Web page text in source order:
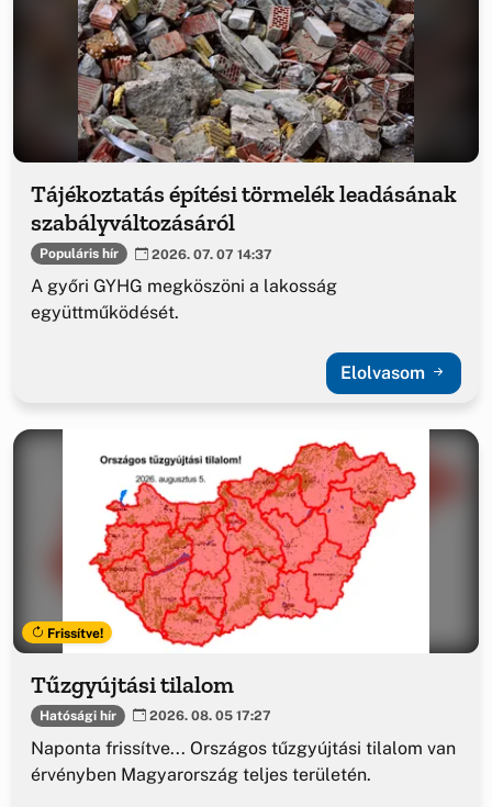
Tájékoztatás építési törmelék leadásának
szabályváltozásáról
Populáris hír 2026. 07. 07 14:37
A győri GYHG megköszöni a lakosság
együttműködését.
Elolvasom
Frissítve!
Tűzgyújtási tilalom
Hatósági hír 2026. 08. 05 17:27
Naponta frissítve... Országos tűzgyújtási tilalom van
érvényben Magyarország teljes területén.